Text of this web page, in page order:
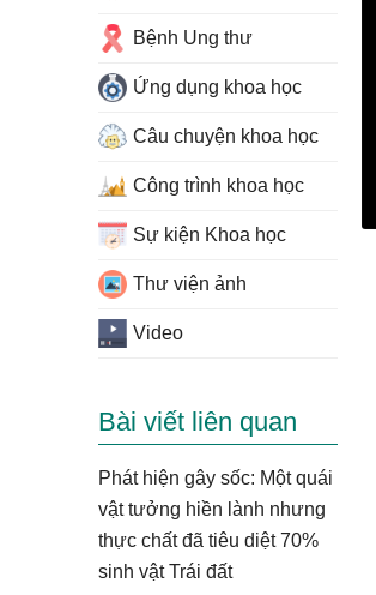
Bệnh Ung thư
Ứng dụng khoa học
Câu chuyện khoa học
Công trình khoa học
Sự kiện Khoa học
Thư viện ảnh
Video
Bài viết liên quan
Phát hiện gây sốc: Một quái
vật tưởng hiền lành nhưng
thực chất đã tiêu diệt 70%
sinh vật Trái đất